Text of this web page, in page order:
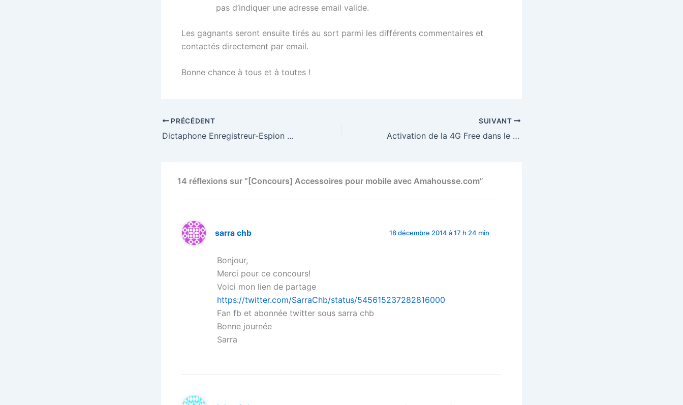
pas d’indiquer une adresse email valide.
Les gagnants seront ensuite tirés au sort parmi les différents commentaires et
contactés directement par email.
Bonne chance à tous et à toutes !
PRÉCÉDENT
Dictaphone Enregistreur-Espion Clé USB 8 Go
SUIVANT
Activation de la 4G Free dans le Cantal
14 réflexions sur “[Concours] Accessoires pour mobile avec Amahousse.com”
sarra chb 18 décembre 2014 à 17 h 24 min
Bonjour,
Merci pour ce concours!
Voici mon lien de partage
https://twitter.com/SarraChb/status/545615237282816000
Fan fb et abonnée twitter sous sarra chb
Bonne journée
Sarra